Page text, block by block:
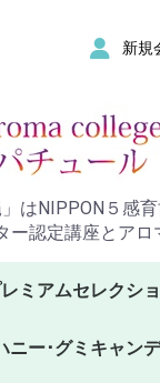
新規
はNIPPON５感
認定講座とア
ミアムセレクシ
ニー･グミキャン